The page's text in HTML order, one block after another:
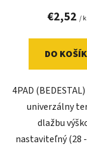
€2,52 /
DO
4PAD (BEDESTAL)
univerzálny
dlažbu
nastaviteľný (28